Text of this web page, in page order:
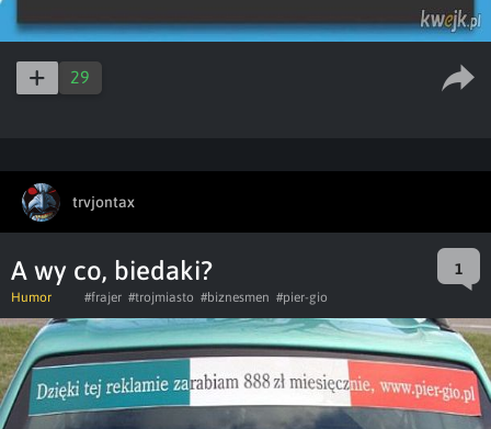
29
trvjontax
A wy co, biedaki? 1
Humor #frajer #trojmiasto #biznesmen #pier-gio